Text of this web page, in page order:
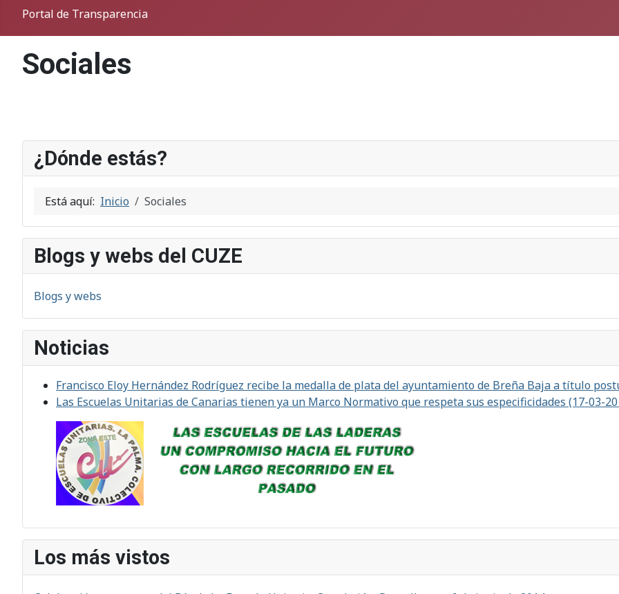
Portal de Transparencia
¿Dónde estás?
Está aquí: Inicio Sociales
Blogs y webs del CUZE
Blogs y webs
Noticias
Francisco Eloy Hernández Rodríguez recibe la medalla de plata del ayuntamiento de Breña Baja a título
Las Escuelas Unitarias de Canarias tienen ya un Marco Normativo que respeta sus especificidades (17-03-
Los más vistos
Sociales